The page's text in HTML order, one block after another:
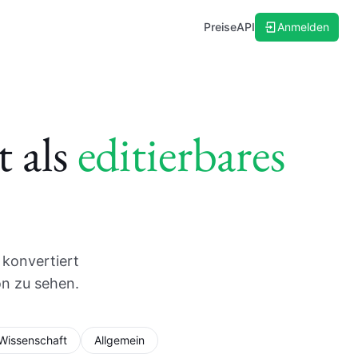
PreiseAPI Anmelden
alseditierbares
konvertiert
zu sehen.
Allgemein